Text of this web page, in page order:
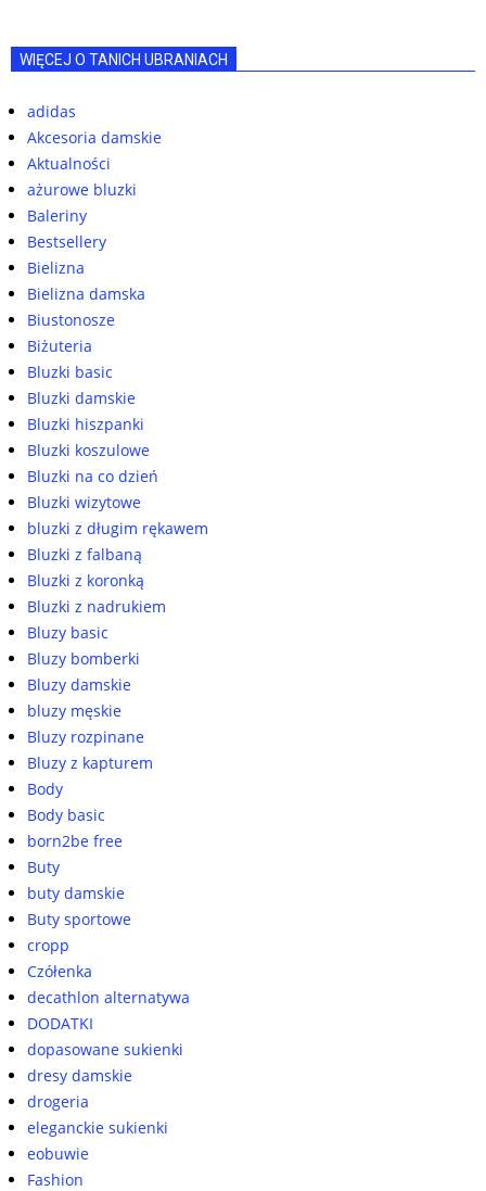
WIĘCEJ O TANICH UBRANIACH
adidas
Akcesoria damskie
Aktualności
ażurowe bluzki
Baleriny
Bestsellery
Bielizna
Bielizna damska
Biustonosze
Biżuteria
Bluzki basic
Bluzki damskie
Bluzki hiszpanki
Bluzki koszulowe
Bluzki na co dzień
Bluzki wizytowe
bluzki z długim rękawem
Bluzki z falbaną
Bluzki z koronką
Bluzki z nadrukiem
Bluzy basic
Bluzy bomberki
Bluzy damskie
bluzy męskie
Bluzy rozpinane
Bluzy z kapturem
Body
Body basic
born2be free
Buty
buty damskie
Buty sportowe
cropp
Czółenka
decathlon alternatywa
DODATKI
dopasowane sukienki
dresy damskie
drogeria
eleganckie sukienki
eobuwie
Fashion